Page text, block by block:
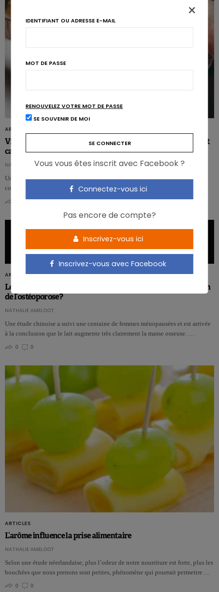
ARTICLES
Vivre plus longtemps avec des compléments de vitamine D et
calcium?
NATHALIE AMELOOT
Une étude réalisée sur plus de 70.000 seniors révèle qu’une supplémentation
conjointe en vitamine D et en calcium a un effet favorable sur la mortalité.…
0
ARTICLES
Le lait est-il plus efficace que le lait de soja dans la prévention
de l’ostéoporose?
NATHALIE AMELOOT
Une étude chinoise a suivi une centaine de femmes ménopausées et est arrivée
à la conclusion que le lait augmente très clairement la masse osseuse. …
0
0
ARTICLES
L’arôme influence la prise alimentaire
NATHALIE AMELOOT
Selon une étude néerlandaise, plus l’odeur de notre nourriture est forte, plus les
bouchées que nous prenons sont petites, phénomène qui pourrait permettre …
0
0
×
IDENTIFIANT OU ADRESSE E-MAIL
MOT DE PASSE
RENOUVELEZ VOTRE MOT DE PASSE
SE SOUVENIR DE MOI
Vous vous êtes inscrit avec Facebook ?
Connectez-vous ici
Pas encore de compte?
Inscrivez-vous ici
Inscrivez-vous avec Facebook